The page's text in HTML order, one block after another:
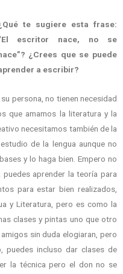
te sugiere esta frase:
escritor nace, no se
¿Crees que se puede
a escribir?
persona, no tienen necesidad
que amamos la literatura y la
necesitamos también de la
de la lengua aunque no
y lo haga bien. Empero no
aprender la teoría para
para estar bien realizados,
y Literatura, pero es como la
clases y pintas uno que otro
sin duda elogiaran, pero
puedes incluso dar clases de
la técnica pero el don no se